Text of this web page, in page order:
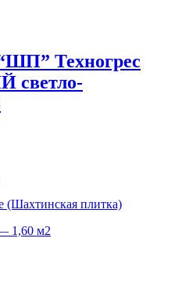
Техногрес
светло-
(Шахтинская плитка)
1,60 м2